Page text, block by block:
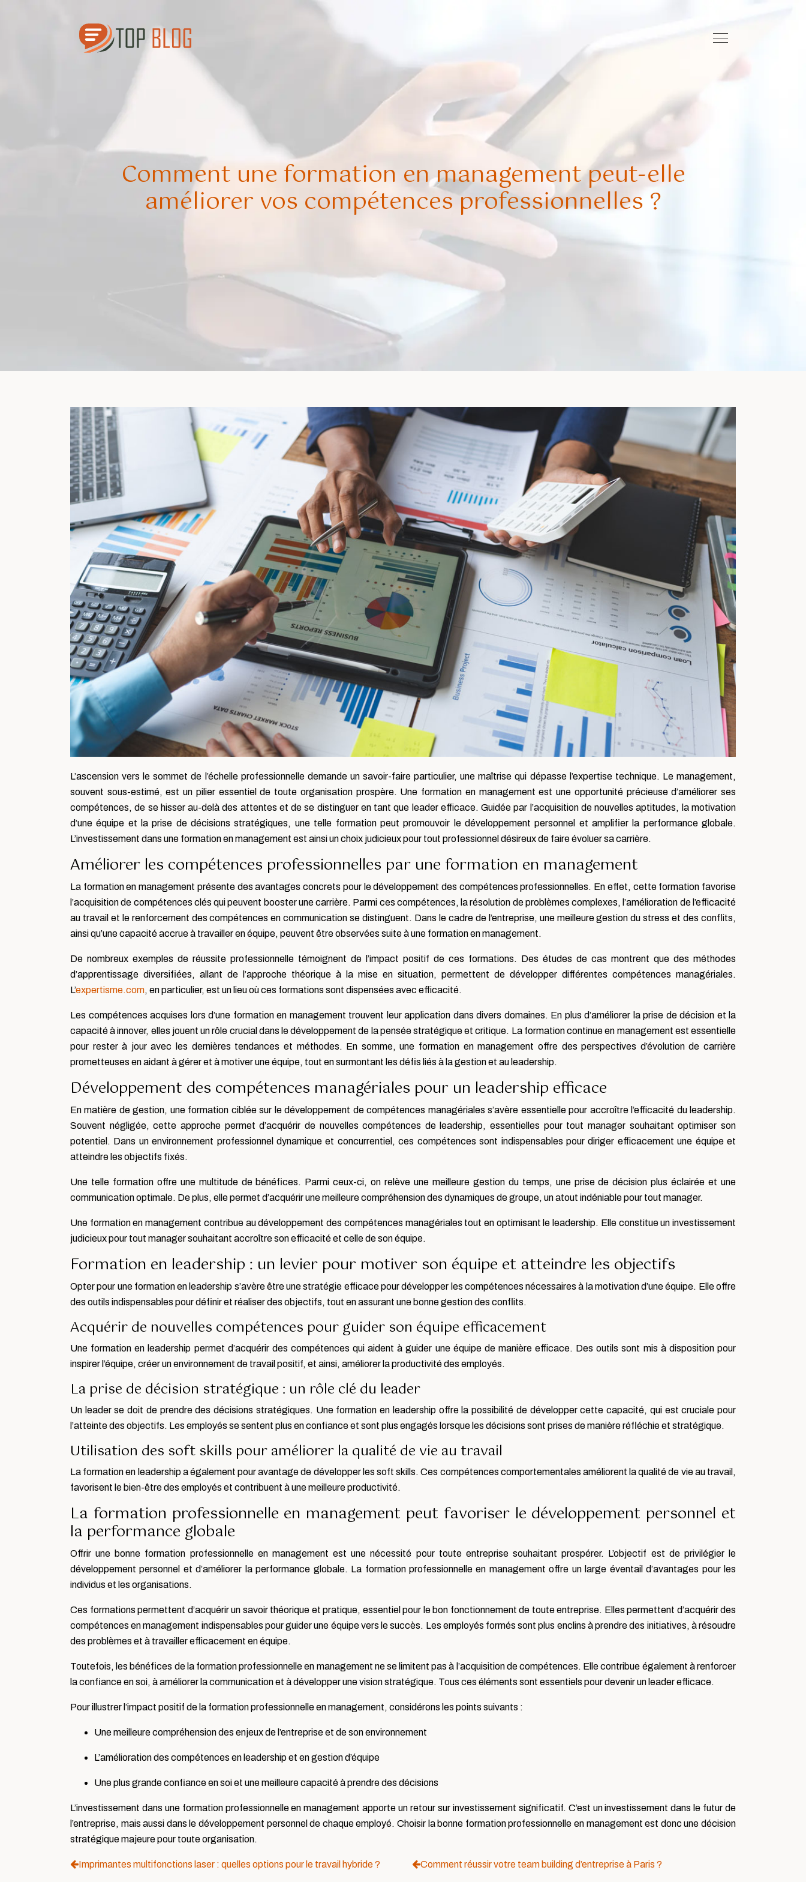
Comment une formation en management peut-elle
améliorer vos compétences professionnelles ?
L’ascension vers le sommet de l’échelle professionnelle demande un savoir-faire particulier, une maîtrise qui dépasse l’expertise technique. Le management,
souvent sous-estimé, est un pilier essentiel de toute organisation prospère. Une formation en management est une opportunité précieuse d’améliorer ses
compétences, de se hisser au-delà des attentes et de se distinguer en tant que leader efficace. Guidée par l’acquisition de nouvelles aptitudes, la motivation
d’une équipe et la prise de décisions stratégiques, une telle formation peut promouvoir le développement personnel et amplifier la performance globale.
L’investissement dans une formation en management est ainsi un choix judicieux pour tout professionnel désireux de faire évoluer sa carrière.
Améliorer les compétences professionnelles par une formation en management
La formation en management présente des avantages concrets pour le développement des compétences professionnelles. En effet, cette formation favorise
l’acquisition de compétences clés qui peuvent booster une carrière. Parmi ces compétences, la résolution de problèmes complexes, l’amélioration de l’efficacité
au travail et le renforcement des compétences en communication se distinguent. Dans le cadre de l’entreprise, une meilleure gestion du stress et des conflits,
ainsi qu’une capacité accrue à travailler en équipe, peuvent être observées suite à une formation en management.
De nombreux exemples de réussite professionnelle témoignent de l’impact positif de ces formations. Des études de cas montrent que des méthodes
d’apprentissage diversifiées, allant de l’approche théorique à la mise en situation, permettent de développer différentes compétences managériales.
L’expertisme.com, en particulier, est un lieu où ces formations sont dispensées avec efficacité.
Les compétences acquises lors d’une formation en management trouvent leur application dans divers domaines. En plus d’améliorer la prise de décision et la
capacité à innover, elles jouent un rôle crucial dans le développement de la pensée stratégique et critique. La formation continue en management est essentielle
pour rester à jour avec les dernières tendances et méthodes. En somme, une formation en management offre des perspectives d’évolution de carrière
prometteuses en aidant à gérer et à motiver une équipe, tout en surmontant les défis liés à la gestion et au leadership.
Développement des compétences managériales pour un leadership efficace
En matière de gestion, une formation ciblée sur le développement de compétences managériales s’avère essentielle pour accroître l’efficacité du leadership.
Souvent négligée, cette approche permet d’acquérir de nouvelles compétences de leadership, essentielles pour tout manager souhaitant optimiser son
potentiel. Dans un environnement professionnel dynamique et concurrentiel, ces compétences sont indispensables pour diriger efficacement une équipe et
atteindre les objectifs fixés.
Une telle formation offre une multitude de bénéfices. Parmi ceux-ci, on relève une meilleure gestion du temps, une prise de décision plus éclairée et une
communication optimale. De plus, elle permet d’acquérir une meilleure compréhension des dynamiques de groupe, un atout indéniable pour tout manager.
Une formation en management contribue au développement des compétences managériales tout en optimisant le leadership. Elle constitue un investissement
judicieux pour tout manager souhaitant accroître son efficacité et celle de son équipe.
Formation en leadership : un levier pour motiver son équipe et atteindre les objectifs
Opter pour une formation en leadership s’avère être une stratégie efficace pour développer les compétences nécessaires à la motivation d’une équipe. Elle offre
des outils indispensables pour définir et réaliser des objectifs, tout en assurant une bonne gestion des conflits.
Acquérir de nouvelles compétences pour guider son équipe efficacement
Une formation en leadership permet d’acquérir des compétences qui aident à guider une équipe de manière efficace. Des outils sont mis à disposition pour
inspirer l’équipe, créer un environnement de travail positif, et ainsi, améliorer la productivité des employés.
La prise de décision stratégique : un rôle clé du leader
Un leader se doit de prendre des décisions stratégiques. Une formation en leadership offre la possibilité de développer cette capacité, qui est cruciale pour
l’atteinte des objectifs. Les employés se sentent plus en confiance et sont plus engagés lorsque les décisions sont prises de manière réfléchie et stratégique.
Utilisation des soft skills pour améliorer la qualité de vie au travail
La formation en leadership a également pour avantage de développer les soft skills. Ces compétences comportementales améliorent la qualité de vie au travail,
favorisent le bien-être des employés et contribuent à une meilleure productivité.
La formation professionnelle en management peut favoriser le développement personnel et
la performance globale
Offrir une bonne formation professionnelle en management est une nécessité pour toute entreprise souhaitant prospérer. L’objectif est de privilégier le
développement personnel et d’améliorer la performance globale. La formation professionnelle en management offre un large éventail d’avantages pour les
individus et les organisations.
Ces formations permettent d’acquérir un savoir théorique et pratique, essentiel pour le bon fonctionnement de toute entreprise. Elles permettent d’acquérir des
compétences en management indispensables pour guider une équipe vers le succès. Les employés formés sont plus enclins à prendre des initiatives, à résoudre
des problèmes et à travailler efficacement en équipe.
Toutefois, les bénéfices de la formation professionnelle en management ne se limitent pas à l’acquisition de compétences. Elle contribue également à renforcer
la confiance en soi, à améliorer la communication et à développer une vision stratégique. Tous ces éléments sont essentiels pour devenir un leader efficace.
Pour illustrer l’impact positif de la formation professionnelle en management, considérons les points suivants :
Une meilleure compréhension des enjeux de l’entreprise et de son environnement
L’amélioration des compétences en leadership et en gestion d’équipe
Une plus grande confiance en soi et une meilleure capacité à prendre des décisions
L’investissement dans une formation professionnelle en management apporte un retour sur investissement significatif. C’est un investissement dans le futur de
l’entreprise, mais aussi dans le développement personnel de chaque employé. Choisir la bonne formation professionnelle en management est donc une décision
stratégique majeure pour toute organisation.
Imprimantes multifonctions laser : quelles options pour le travail hybride ? Comment réussir votre team building d’entreprise à Paris ?